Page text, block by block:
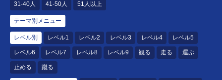
31-40人 41-50人 51人以上
テーマ別メニュー
レベル別 レベル1 レベル2 レベル3 レベル4 レベル5
レベル6 レベル7 レベル8 レベル9 観る 走る 運ぶ
止める 蹴る